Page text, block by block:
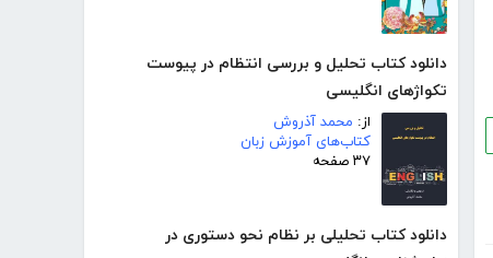
دانلود کتاب تحلیل و بررسی انتظام در پیوست
تکواژهای انگلیسی
از: محمد آذروش
کتاب‌های آموزش زبان
۳۷ صفحه
دانلود کتاب تحلیلی بر نظام نحو دستوری در